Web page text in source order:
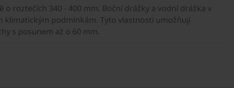
roztečích 340 - 400 mm. Boční drážky a vodní drážka v
klimatickým podmínkám. Tyto vlastnosti umožňují
s posunem až o 60 mm.